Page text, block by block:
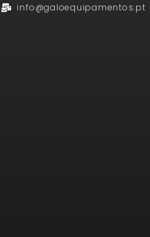
info@galoequipamentos.pt